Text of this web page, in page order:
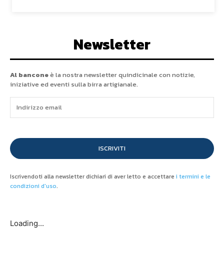
Newsletter
Al banconeè la nostra newsletter quindicinale con notizie,
iniziative ed eventi sulla birra artigianale.
ISCRIVITI
Iscrivendoti alla newsletter dichiari di aver letto e accettare i termini e le
condizioni d'uso.
Loading...